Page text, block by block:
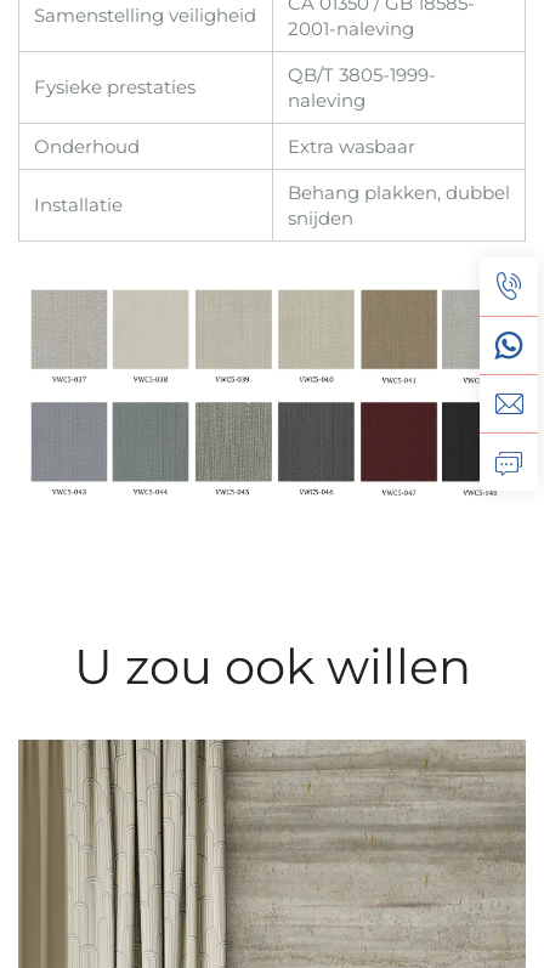
Samenstelling veiligheid
2001-naleving
Fysieke prestaties
QB/T 3805-1999-
naleving
Onderhoud
Extra wasbaar
Installatie
Behang plakken, dubbel
snijden
U zou ook willen